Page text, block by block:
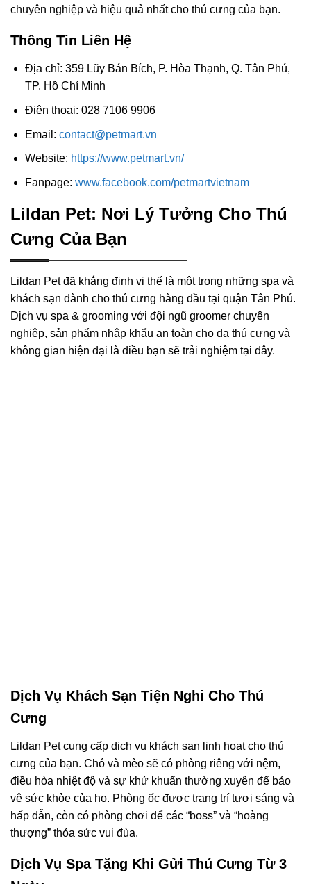
chuyên nghiệp và hiệu quả nhất cho thú cưng của bạn.
Thông Tin Liên Hệ
Địa chỉ: 359 Lũy Bán Bích, P. Hòa Thạnh, Q. Tân Phú,
TP. Hồ Chí Minh
Điện thoại: 028 7106 9906
Email: contact@petmart.vn
Website: https://www.petmart.vn/
Fanpage: www.facebook.com/petmartvietnam
Lildan Pet: Nơi Lý Tưởng Cho Thú
Cưng Của Bạn
Lildan Pet đã khẳng định vị thế là một trong những spa và
khách sạn dành cho thú cưng hàng đầu tại quận Tân Phú.
Dịch vụ spa & grooming với đội ngũ groomer chuyên
nghiệp, sản phẩm nhập khẩu an toàn cho da thú cưng và
không gian hiện đại là điều bạn sẽ trải nghiệm tại đây.
Dịch Vụ Khách Sạn Tiện Nghi Cho Thú
Cưng
Lildan Pet cung cấp dịch vụ khách sạn linh hoạt cho thú
cưng của bạn. Chó và mèo sẽ có phòng riêng với nệm,
điều hòa nhiệt độ và sự khử khuẩn thường xuyên để bảo
vệ sức khỏe của họ. Phòng ốc được trang trí tươi sáng và
hấp dẫn, còn có phòng chơi để các “boss” và “hoàng
thượng” thỏa sức vui đùa.
Dịch Vụ Spa Tặng Khi Gửi Thú Cưng Từ 3